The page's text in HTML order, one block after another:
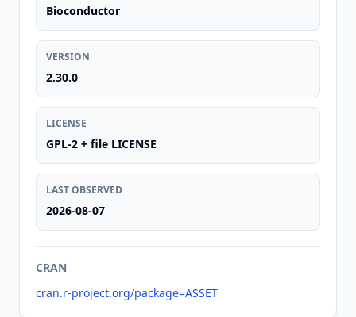
Bioconductor
VERSION
2.30.0
LICENSE
GPL-2 + file LICENSE
LAST OBSERVED
2026-08-07
CRAN
cran.r-project.org/package=ASSET